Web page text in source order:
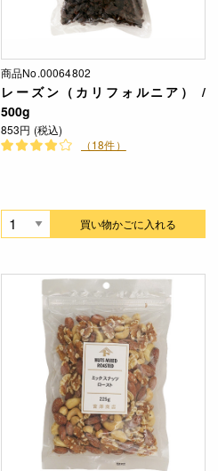
商品No.00064802
レーズン（カリフォルニア） /
500g
853円 (税込)
（18件）
買い物かごに入れる